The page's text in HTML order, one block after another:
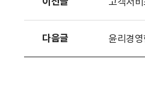
다음글 윤리경